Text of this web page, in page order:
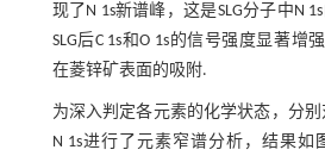
现了N 1s新谱峰，这是SLG分子中N
SLG后C 1s和O 1s的信号强度显著增
在菱锌矿表面的吸附.
为深入判定各元素的化学状态，分别
N 1s进行了元素窄谱分析，结果如